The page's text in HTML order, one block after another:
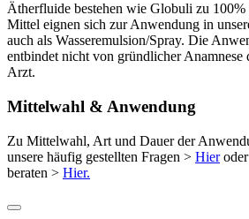
Ätherfluide bestehen wie Globuli zu 100%
Mittel eignen sich zur Anwendung in
auch als Wasseremulsion/Spray. Die
entbindet nicht von gründlicher
Arzt.
Mittelwahl & Anwendung
Zu Mittelwahl, Art und Dauer der
unsere häufig gestellten Fragen > Hieroder
beraten > Hier.